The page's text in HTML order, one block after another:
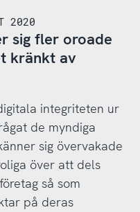
2020
sig fler oroade
kränkt av
integriteten ur
de myndiga
sig övervakade
över att dels
så som
på deras